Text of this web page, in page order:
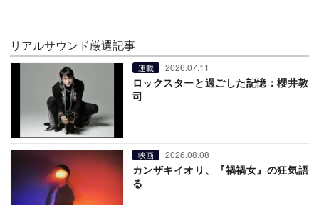
リアルサウンド厳選記事
連載 2026.07.11
ロックスターと過ごした記憶：櫻井敦
司
映画 2026.08.08
カンザキイオリ、『禍禍女』の狂気語
る